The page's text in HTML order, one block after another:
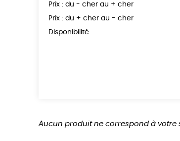
Prix : du - cher au + cher
Prix : du + cher au - cher
Disponibilité
Aucun produit ne correspond à votre